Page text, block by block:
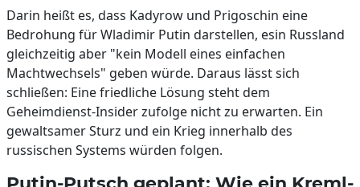
Darin heißt es, dass Kadyrow und Prigoschin eine
Bedrohung für Wladimir Putin darstellen, esin Russland
gleichzeitig aber "kein Modell eines einfachen
Machtwechsels" geben würde. Daraus lässt sich
schließen: Eine friedliche Lösung steht dem
Geheimdienst-Insider zufolge nicht zu erwarten. Ein
gewaltsamer Sturz und ein Krieg innerhalb des
russischen Systems würden folgen.